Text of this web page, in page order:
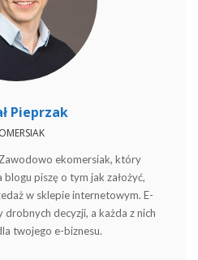
Pieprzak
ekomersiak, który
piszę o tym jak założyć,
w sklepie internetowym. E-
decyzji, a każda z nich
twojego e-biznesu.